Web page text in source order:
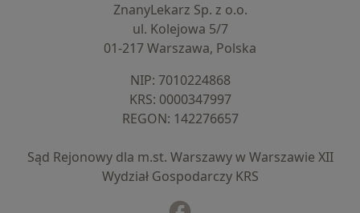
ZnanyLekarz Sp. z o.o.
ul. Kolejowa 5/7
01-217 Warszawa, Polska
NIP: ⁠7010224868
KRS: ⁠0000347997
REGON: ⁠142276657
Sąd Rejonowy dla m.st. Warszawy w Warszawie XII
Wydział Gospodarczy KRS